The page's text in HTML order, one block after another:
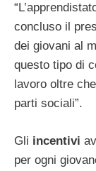
concluso il
dei giovani al
questo tipo di
lavoro oltre
parti sociali”.
Gli incentivi
per ogni